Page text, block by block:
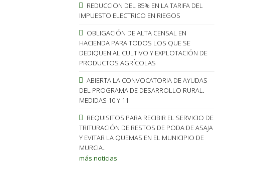
REDUCCION DEL 85% EN LA TARIFA DEL
IMPUESTO ELECTRICO EN RIEGOS
OBLIGACIÓN DE ALTA CENSAL EN
HACIENDA PARA TODOS LOS QUE SE
DEDIQUEN AL CULTIVO Y EXPLOTACIÓN DE
PRODUCTOS AGRÍCOLAS
ABIERTA LA CONVOCATORIA DE AYUDAS
DEL PROGRAMA DE DESARROLLO RURAL.
MEDIDAS 10 Y 11
REQUISITOS PARA RECIBIR EL SERVICIO DE
TRITURACIÓN DE RESTOS DE PODA DE ASAJA
Y EVITAR LA QUEMAS EN EL MUNICIPIO DE
MURCIA..
más noticias